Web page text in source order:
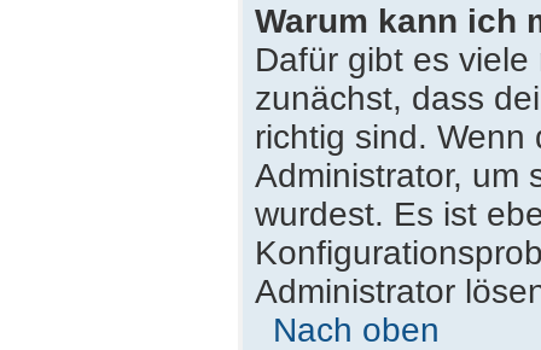
Warum kann ich
Dafür gibt es
zunächst, dass
richtig sind. Wenn
Administrator, um
wurdest. Es ist
Administrator
Nach oben